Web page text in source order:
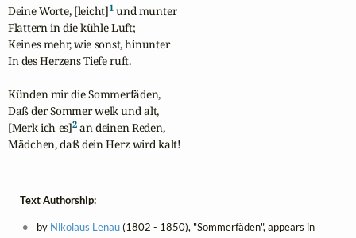
Deine Worte, [leicht]1 und munter
Flattern in die kühle Luft;
Keines mehr, wie sonst, hinunter
In des Herzens Tiefe ruft.
Künden mir die Sommerfäden,
Daß der Sommer welk und alt,
[Merk ich es]2 an deinen Reden,
Mädchen, daß dein Herz wird kalt!
Text Authorship:
by Nikolaus Lenau(1802 - 1850), "Sommerfäden", appears in